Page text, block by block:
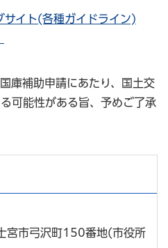
サイト(各種ガイドライン)
庫補助申請にあたり、国土交
可能性がある旨、予めご了承
市弓沢町150番地(市役所